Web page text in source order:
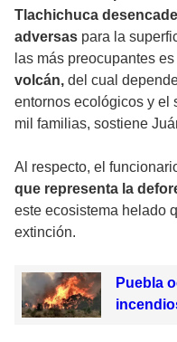
Tlachichuca
adversas para la
las más preocupantes es
volcán, del cual
entornos ecológicos y el
mil familias, sostiene
Al respecto, el
que representa la
este ecosistema helado
extinción.
Puebla